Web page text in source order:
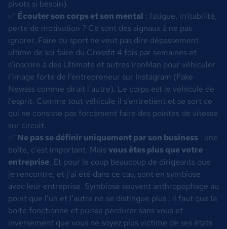
pivots si besoin).
✅ Écouter son corps et son mental : fatigue, irritabilité,
perte de motivation ? Ce sont des signaux à ne pas
ignorer. Faire du sport ne veut pas dire dépassement
ultime de soi faire du Crossfit 4 fois par semaines et
s’inscrire à des Ultimate et autres IronMan pour véhiculer
l’image forte de l’entrepreneur sur Instagram (Fake
Newsss comme dirait l’autre). Le corps est le véhicule de
l’esprit. Comme tout véhicule il s’entretient et se sort ce
qui ne consiste pas forcément faire des pointes de vitesse
sur circuit.
✅ Ne pas se définir uniquement par son business : une
boîte, c’est important. Maisvous êtes plus que votre
entreprise. Et pour le coup beaucoup de dirigeants que
je rencontre, et j’ai été dans ce cas, sont en symbiose
avec leur entreprise. Symbiose souvent anthropophage au
point que l’un et l’autre ne se distingue plus : il faut que la
boite fonctionne et puisse perdurer sans vous et
inversement que vous ne soyez plus victime de ses états